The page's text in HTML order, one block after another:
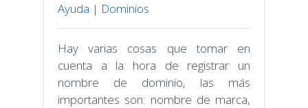
Ayuda | Dominios
Hay varias cosas que tomar en
cuenta a la hora de registrar un
nombre de dominio, las más
importantes son: nombre de marca,